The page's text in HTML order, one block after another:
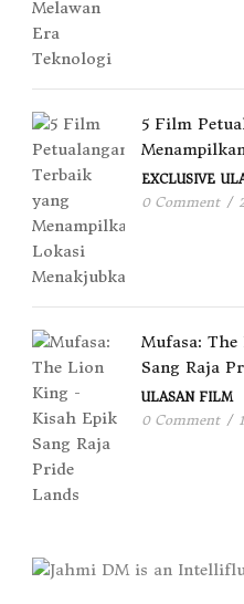
5 Film
EXCLUSIVE
0 Comment /
Mufasa:
Sang Raja
ULASAN FILM
0 Comment /